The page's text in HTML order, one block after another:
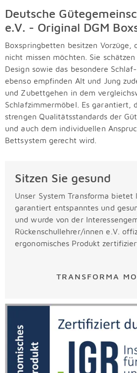
Deutsche
e.V. - Original DGM
Boxspringbetten besitzen Vorzüge,
nicht missen möchten. Sie
Design sowie das besondere
ebenso empfinden Alt und Jung
und Zubettgehen in dem
Schlafzimmermöbel. Es garantiert,
strengen Qualitätsstandards der
und auch dem individuellen
Bettsystem gerecht wird.
Sitzen Sie gesund
Unser System Transforma bietet
garantiert entspanntes und
und wurde von der
Rückenschullehrer/innen e.V.
ergonomisches Produkt
TRANSFORMA